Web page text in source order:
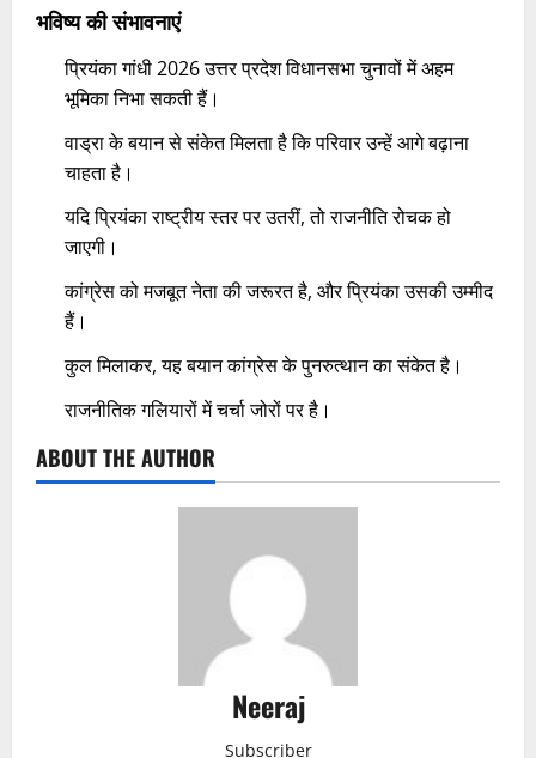
भविष्य की संभावनाएं
प्रियंका गांधी 2026 उत्तर प्रदेश विधानसभा चुनावों में अहम
भूमिका निभा सकती हैं।
वाड्रा के बयान से संकेत मिलता है कि परिवार उन्हें आगे बढ़ाना
चाहता है।
यदि प्रियंका राष्ट्रीय स्तर पर उतरीं, तो राजनीति रोचक हो
जाएगी।
कांग्रेस को मजबूत नेता की जरूरत है, और प्रियंका उसकी उम्मीद
हैं।
कुल मिलाकर, यह बयान कांग्रेस के पुनरुत्थान का संकेत है।
राजनीतिक गलियारों में चर्चा जोरों पर है।
ABOUT THE AUTHOR
Neeraj
Subscriber